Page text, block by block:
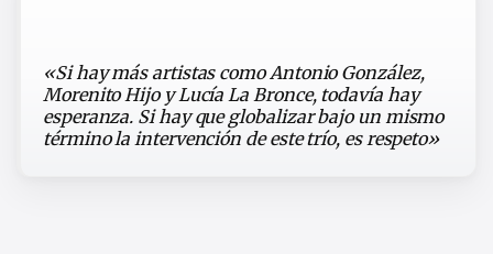
«Si hay más artistas como Antonio González,
Morenito Hijo y Lucía La Bronce, todavía hay
esperanza. Si hay que globalizar bajo un mismo
término la intervención de este trío, es respeto»